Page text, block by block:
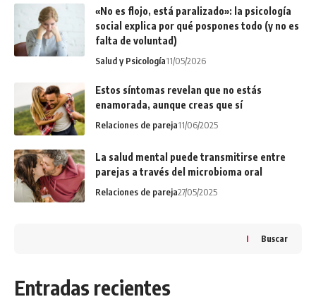
«No es flojo, está paralizado»: la psicología
social explica por qué pospones todo (y no es
falta de voluntad)
Salud y Psicología11/05/2026
Estos síntomas revelan que no estás
enamorada, aunque creas que sí
Relaciones de pareja11/06/2025
La salud mental puede transmitirse entre
parejas a través del microbioma oral
Relaciones de pareja27/05/2025
Buscar
Entradas recientes